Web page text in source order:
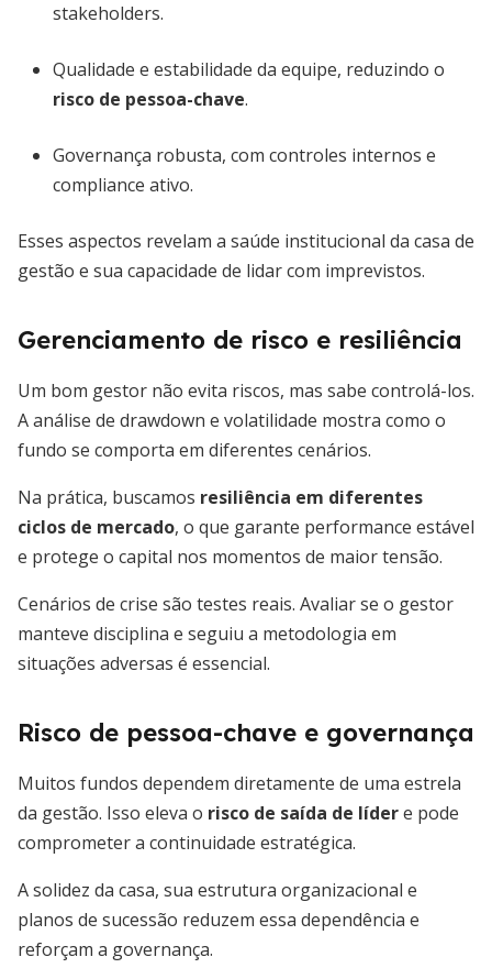
stakeholders.
Qualidade e estabilidade da equipe, reduzindo o
risco de pessoa-chave.
Governança robusta, com controles internos e
compliance ativo.
Esses aspectos revelam a saúde institucional da casa de
gestão e sua capacidade de lidar com imprevistos.
Gerenciamento de risco e resiliência
Um bom gestor não evita riscos, mas sabe controlá-los.
A análise de drawdown e volatilidade mostra como o
fundo se comporta em diferentes cenários.
Na prática, buscamos resiliência em diferentes
ciclos de mercado, o que garante performance estável
e protege o capital nos momentos de maior tensão.
Cenários de crise são testes reais. Avaliar se o gestor
manteve disciplina e seguiu a metodologia em
situações adversas é essencial.
Risco de pessoa-chave e governança
Muitos fundos dependem diretamente de uma estrela
da gestão. Isso eleva o risco de saída de lídere pode
comprometer a continuidade estratégica.
A solidez da casa, sua estrutura organizacional e
planos de sucessão reduzem essa dependência e
reforçam a governança.